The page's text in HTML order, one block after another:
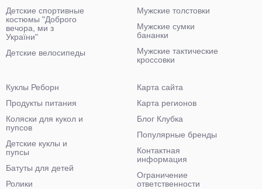
Детские спортивные
костюмы "Доброго
вечора, ми з
України"
Детские велосипеды
Мужские толстовки
Мужские сумки
бананки
Мужские тактические
кроссовки
Куклы Реборн
Продукты питания
Коляски для кукол и
пупсов
Детские куклы и
пупсы
Батуты для детей
Ролики
Карта сайта
Карта регионов
Блог Клубка
Популярные бренды
Контактная
информация
Ограничение
ответственности